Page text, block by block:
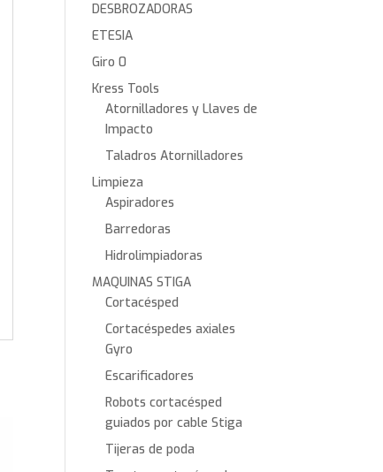
DESBROZADORAS
ETESIA
Giro 0
Kress Tools
Atornilladores y Llaves de
Impacto
Taladros Atornilladores
Limpieza
Aspiradores
Barredoras
Hidrolimpiadoras
MAQUINAS STIGA
Cortacésped
Cortacéspedes axiales
Gyro
Escarificadores
Robots cortacésped
guiados por cable Stiga
Tijeras de poda